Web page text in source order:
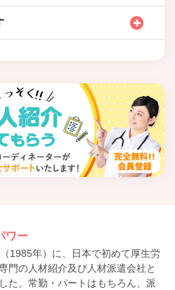
ワー
1985年）に、日本で初めて厚生労
門の人材紹介及び人材派遣会社と
た。常勤・パートはもちろん、派